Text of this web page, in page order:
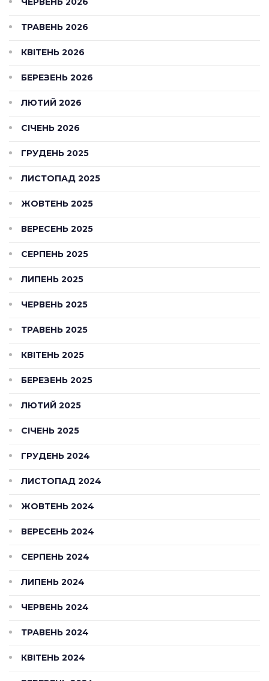
ТРАВЕНЬ 2026
КВІТЕНЬ 2026
БЕРЕЗЕНЬ 2026
ЛЮТИЙ 2026
СІЧЕНЬ 2026
ГРУДЕНЬ 2025
ЛИСТОПАД 2025
ЖОВТЕНЬ 2025
ВЕРЕСЕНЬ 2025
СЕРПЕНЬ 2025
ЛИПЕНЬ 2025
ЧЕРВЕНЬ 2025
ТРАВЕНЬ 2025
КВІТЕНЬ 2025
БЕРЕЗЕНЬ 2025
ЛЮТИЙ 2025
СІЧЕНЬ 2025
ГРУДЕНЬ 2024
ЛИСТОПАД 2024
ЖОВТЕНЬ 2024
ВЕРЕСЕНЬ 2024
СЕРПЕНЬ 2024
ЛИПЕНЬ 2024
ЧЕРВЕНЬ 2024
ТРАВЕНЬ 2024
КВІТЕНЬ 2024